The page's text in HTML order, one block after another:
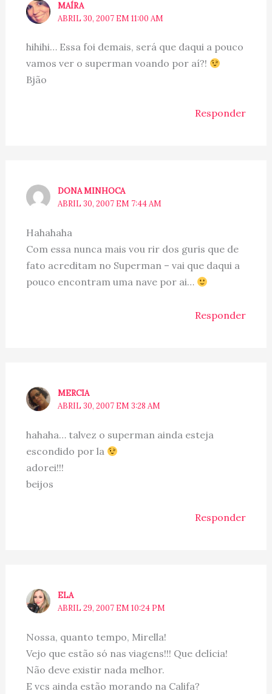
MAÍRA
ABRIL 30, 2007 EM 11:00 AM
hihihi… Essa foi demais, será que daqui a pouco
vamos ver o superman voando por aí?!
Bjão
Responder
DONA MINHOCA
ABRIL 30, 2007 EM 7:44 AM
Hahahaha
Com essa nunca mais vou rir dos guris que de
fato acreditam no Superman – vai que daqui a
pouco encontram uma nave por ai…
Responder
MERCIA
ABRIL 30, 2007 EM 3:28 AM
hahaha… talvez o superman ainda esteja
escondido por la
adorei!!!
beijos
Responder
ELA
ABRIL 29, 2007 EM 10:24 PM
Nossa, quanto tempo, Mirella!
Vejo que estão só nas viagens!!! Que delícia!
Não deve existir nada melhor.
E vcs ainda estão morando na Califa?